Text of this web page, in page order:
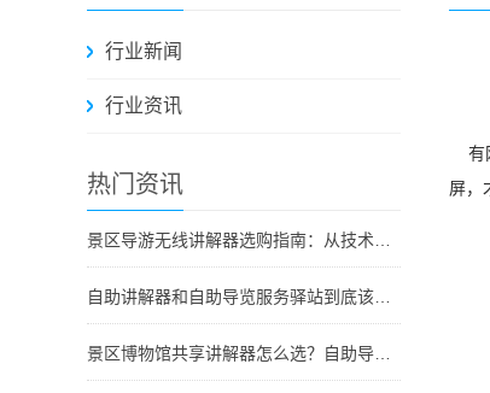
行业新闻
行业资讯
热门资讯
有
屏，